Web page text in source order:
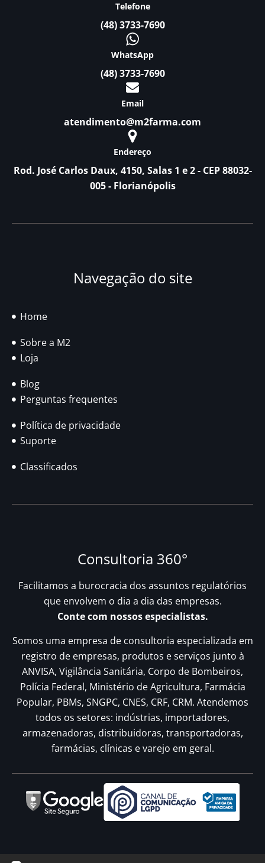
Telefone
(48) 3733-7690
WhatsApp
(48) 3733-7690
Email
atendimento@m2farma.com
Endereço
Rod. José Carlos Daux, 4150, Salas 1 e 2 - CEP 88032-
005 - Florianópolis
Navegação do site
Home
Sobre a M2
Loja
Blog
Perguntas frequentes
Política de privacidade
Suporte
Classificados
Consultoria 360°
Facilitamos a burocracia dos assuntos regulatórios
que envolvem o dia a dia das empresas.
Conte com nossos especialistas.
Somos uma empresa de consultoria especializada em
registro de empresas, produtos e serviços junto à
ANVISA, Vigilância Sanitária, Corpo de Bombeiros,
Polícia Federal, Ministério de Agricultura, Farmácia
Popular, PBMs, SNGPC, CNES, CRF, CRM. Atendemos
todos os setores: indústrias, importadores,
armazenadoras, distribuidoras, transportadoras,
farmácias, clínicas e varejo em geral.